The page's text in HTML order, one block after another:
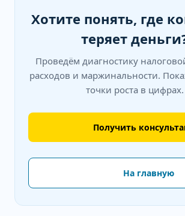
Хотите понять, где
теряет
Проведём диагностику
расходов и маржинальности.
точки роста в цифрах.
Получить
На главную